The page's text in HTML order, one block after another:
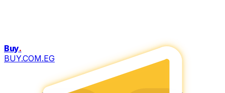
Buy.
BUY.COM.EG